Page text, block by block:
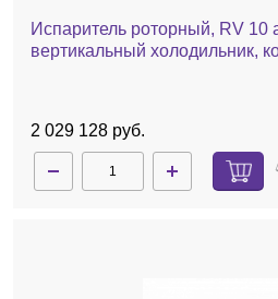
Испаритель роторный, RV 10
вертикальный холодильник,
2 029 128 руб.